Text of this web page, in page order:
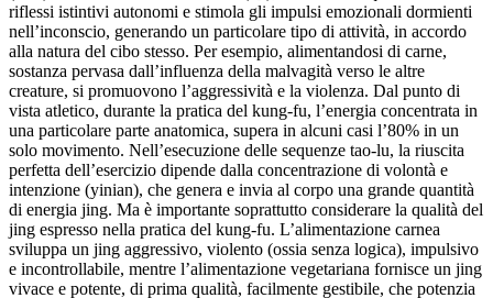
riflessi istintivi autonomi e stimola gli impulsi emozionali dormienti
nell’inconscio, generando un particolare tipo di attività, in accordo
alla natura del cibo stesso. Per esempio, alimentandosi di carne,
sostanza pervasa dall’influenza della malvagità verso le altre
creature, si promuovono l’aggressività e la violenza. Dal punto di
vista atletico, durante la pratica del kung-fu, l’energia concentrata in
una particolare parte anatomica, supera in alcuni casi l’80% in un
solo movimento. Nell’esecuzione delle sequenze tao-lu, la riuscita
perfetta dell’esercizio dipende dalla concentrazione di volontà e
intenzione (yinian), che genera e invia al corpo una grande quantità
di energia jing. Ma è importante soprattutto considerare la qualità del
jing espresso nella pratica del kung-fu. L’alimentazione carnea
sviluppa un jing aggressivo, violento (ossia senza logica), impulsivo
e incontrollabile, mentre l’alimentazione vegetariana fornisce un jing
vivace e potente, di prima qualità, facilmente gestibile, che potenzia